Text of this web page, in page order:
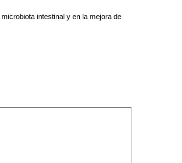
intestinal y en la mejora de